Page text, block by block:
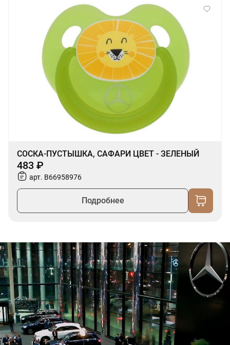
СОСКА-ПУСТЫШКА, САФАРИ ЦВЕТ - ЗЕЛЕНЫЙ
483 ₽
арт. B66958976
Подробнее